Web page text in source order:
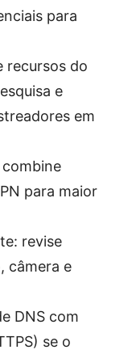
para
recursos do
e
em
para maior
revise
câmera e
DNS com
se o